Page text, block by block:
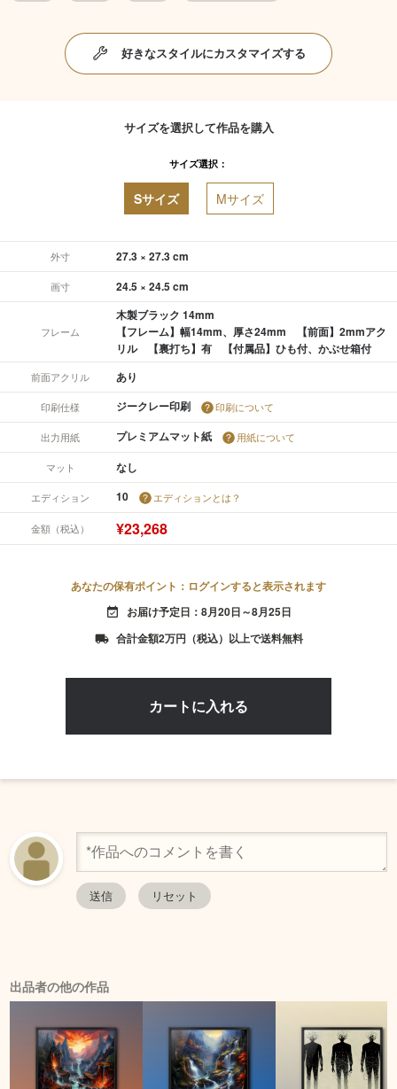
好きなスタイルにカスタマイズする
サイズを選択して作品を購入
サイズ選択：
Sサイズ Mサイズ
外寸 27.3 × 27.3 cm
画寸 24.5 × 24.5 cm
フレーム
木製ブラック 14mm
【フレーム】幅14mm、厚さ24mm 【前面】2mmアク
リル 【裏打ち】有 【付属品】ひも付、かぶせ箱付
前面アクリル あり
印刷仕様 ジークレー印刷 印刷について
出力用紙 プレミアムマット紙 用紙について
マット なし
エディション 10 エディションとは？
金額（税込） ¥23,268
あなたの保有ポイント：ログインすると表示されます
event_available お届け予定日：8月20日～8月25日
local_shipping 合計金額2万円（税込）以上で送料無料
出品者の他の作品